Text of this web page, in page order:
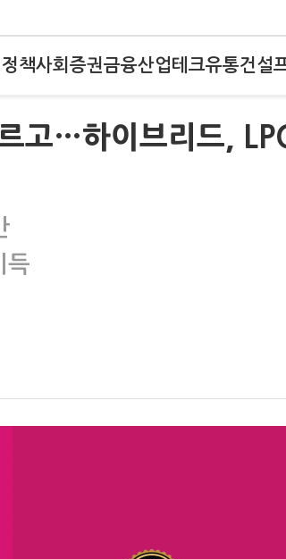
정책사회 증권금융산업테크유통건설
고…하이브리드,
득